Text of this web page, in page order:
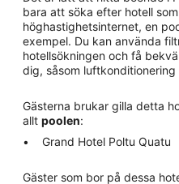
bara att söka efter hotell
höghastighetsinternet, en
exempel. Du kan använda
hotellsökningen och få
dig, såsom
Gästerna brukar gilla detta
allt poolen:
Grand Hotel Poltu Quatu
Gäster som bor på dessa